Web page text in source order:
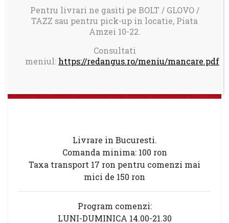
comenzilor plasate
ÎNSCRIE-TE
Niciun produs în coș.
Livrare in Bucuresti.
Comanda minima: 100 ron
Taxa transport 17 ron pentru comenzi mai
mici de 150 ron
Program comenzi:
LUNI-DUMINICA 14.00-21.30
Pentru livrari ne gasiti pe BOLT / GLOVO /
TAZZ sau pentru pick-up in locatie, Piata
Amzei 10-22.
Consultati
meniul: https://redangus.ro/meniu/mancare.pdf